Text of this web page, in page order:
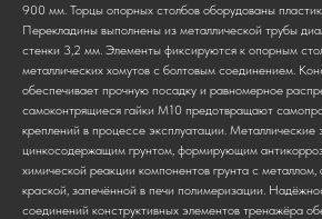
900 мм. Торцы опорных столбов оборудованы
Перекладины выполнены из металлической трубы
стенки 3,2 мм. Элементы фиксируются к опорным
металлических хомутов с болтовым соединением.
обеспечивает прочную посадку и равномерное
самоконтрящиеся гайки М10 предотвращают
креплений в процессе эксплуатации.
цинкосодержащим грунтом, формирующим
химической реакции компонентов грунта с
краской, запечённой в печи полимеризации.
соединений конструктивных элементов тренажёра